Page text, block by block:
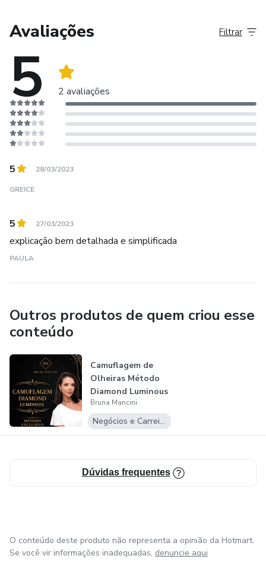
Avaliações
5 2 avaliações
Filtrar
5 28/03/2023
GREICE
5 27/03/2023
explicação bem detalhada e simplificada
PAULA
Outros produtos de quem criou esse
conteúdo
Camuflagem de
Olheiras Método
Diamond Luminous
Bruna Mancini
Bruna Mancini
Negócios e Carreira
Dúvidas frequentes
O conteúdo deste produto não representa a opinião da Hotmart.
Se você vir informações inadequadas, denuncie aqui